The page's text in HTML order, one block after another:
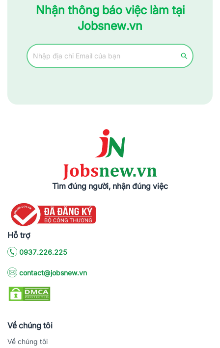
Y tế - Chăm sóc sức khỏe
Nhận thông báo việc làm tại
Jobsnew.vn
Tìm đúng người, nhận đúng việc
Hỗ trợ
0937.226.225
contact@jobsnew.vn
Về chúng tôi
Về chúng tôi